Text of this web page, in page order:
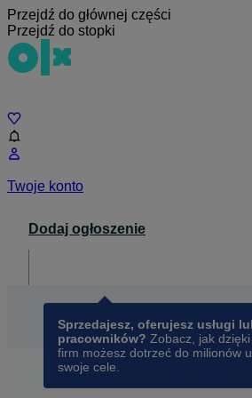
Przejdź do głównej części
Przejdź do stopki
Twoje konto
Dodaj ogłoszenie
Sprzedajesz, oferujesz usługi
pracowników? Zobacz, jak
firm możesz dotrzeć do milionów
swoje cele.